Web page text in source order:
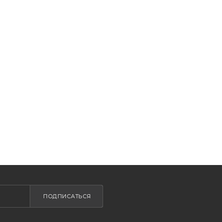
ПОДПИСАТЬСЯ